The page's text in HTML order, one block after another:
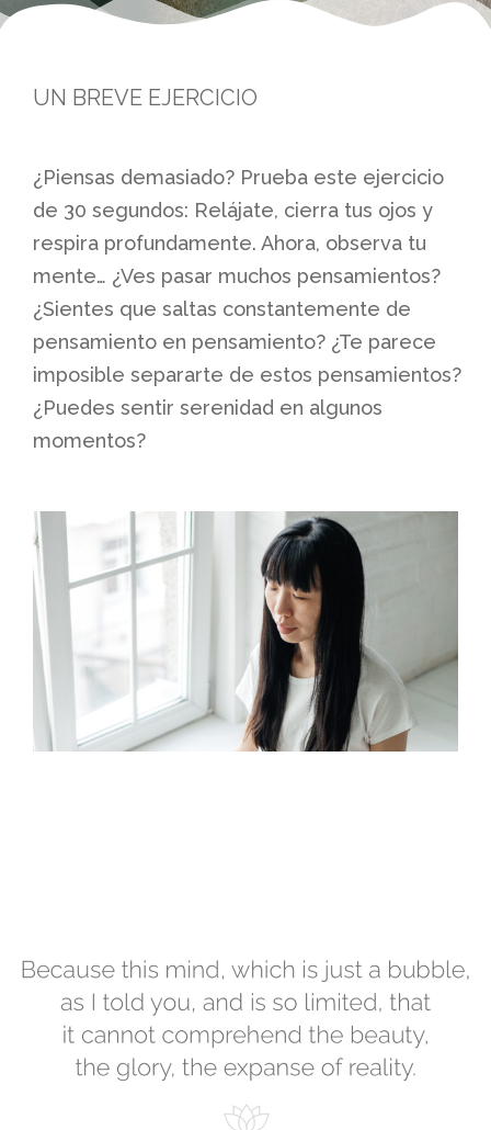
UN BREVE EJERCICIO
¿Piensas demasiado? Prueba este ejercicio
de 30 segundos: Relájate, cierra tus ojos y
respira profundamente. Ahora, observa tu
mente… ¿Ves pasar muchos pensamientos?
¿Sientes que saltas constantemente de
pensamiento en pensamiento? ¿Te parece
imposible separarte de estos pensamientos?
¿Puedes sentir serenidad en algunos
momentos?